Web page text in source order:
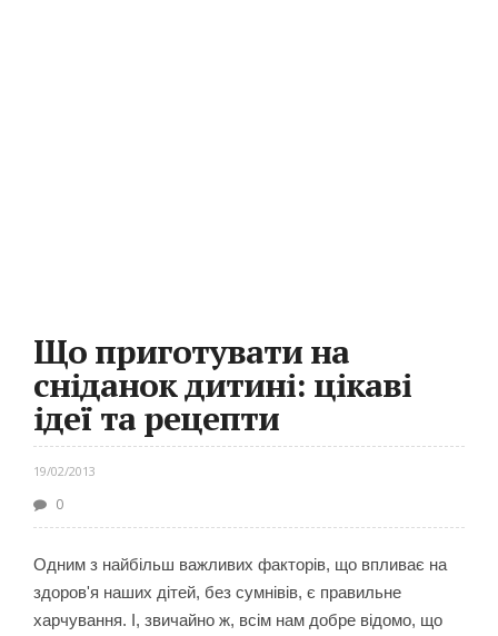
Що приготувати на
сніданок дитині: цікаві
ідеї та рецепти
19/02/2013
0
Одним з найбільш важливих факторів, що впливає на
здоров'я наших дітей, без сумнівів, є правильне
харчування. І, звичайно ж, всім нам добре відомо, що